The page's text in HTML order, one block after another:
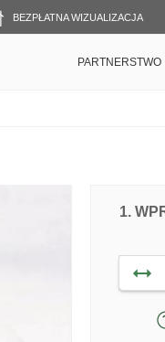
BEZPŁATNA WIZUALIZACJA
PARTNERSTWO
1.